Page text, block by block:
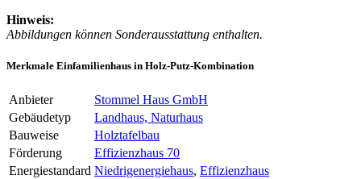
Hinweis:
Abbildungen können Sonderausstattung enthalten.
Merkmale Einfamilienhaus in Holz-Putz-Kombination
Anbieter
Stommel Haus GmbH
Gebäudetyp
Landhaus, Naturhaus
Bauweise
Holztafelbau
Förderung
Effizienzhaus 70
Energiestandard Niedrigenergiehaus, Effizienzhaus